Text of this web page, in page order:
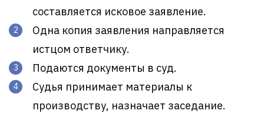
составляется исковое заявление.
Одна копия заявления направляется
истцом ответчику.
Подаются документы в суд.
Судья принимает материалы к
производству, назначает заседание.